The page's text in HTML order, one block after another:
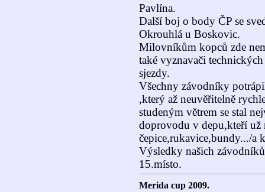
Pavlína.
Další boj o body ČP se
Okrouhlá u Boskovic.
Milovníkům kopců zde
také vyznavači
sjezdy.
Všechny závodníky
,který až neuvěřitelně
studeným větrem se stal
doprovodu v depu,kteří už
čepice,rukavice,bundy.../a
Výsledky našich
15.místo.
Merida cup 2009.